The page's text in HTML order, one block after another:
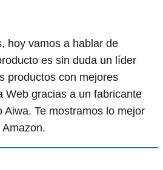
hoy vamos a hablar de
es sin duda un líder
productos con mejores
Web gracias a un fabricante
Aiwa. Te mostramos lo mejor
Amazon.